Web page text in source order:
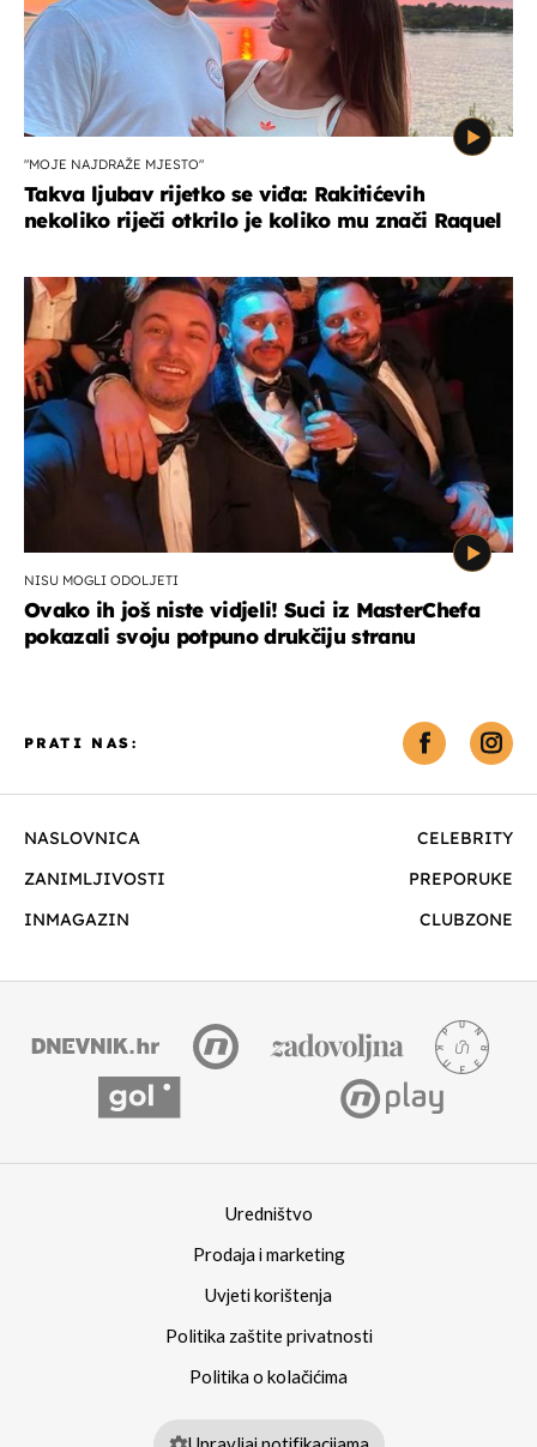
"MOJE NAJDRAŽE MJESTO"
Takva ljubav rijetko se viđa: Rakitićevih
nekoliko riječi otkrilo je koliko mu znači Raquel
NISU MOGLI ODOLJETI
Ovako ih još niste vidjeli! Suci iz MasterChefa
pokazali svoju potpuno drukčiju stranu
NASLOVNICA
CELEBRITY
ZANIMLJIVOSTI
PREPORUKE
INMAGAZIN
CLUBZONE
PRATI NAS:
Uredništvo
Prodaja i marketing
Uvjeti korištenja
Politika zaštite privatnosti
Politika o kolačićima